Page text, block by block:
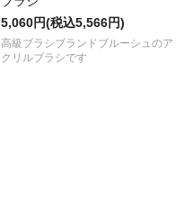
5,060円(税込5,566円)
高級ブラシブランドブルーシュのア
クリルブラシです